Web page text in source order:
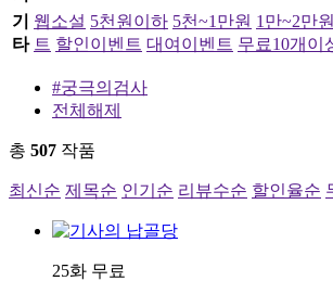
기
타
웹소설 5천원이하 5천~1만원 1만~2만원
트 할인이벤트 대여이벤트 무료10개이
#궁극의검사
전체해제
총 507 작품
최신순 제목순 인기순 리뷰수순 할인율순
25화 무료